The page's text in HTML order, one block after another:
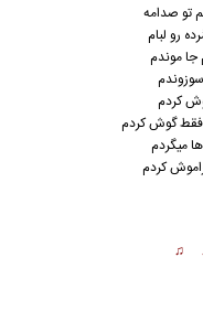
تو صدامه
رو لبام
جا موندم
کردم
گوش کردم
میگردم
کردم